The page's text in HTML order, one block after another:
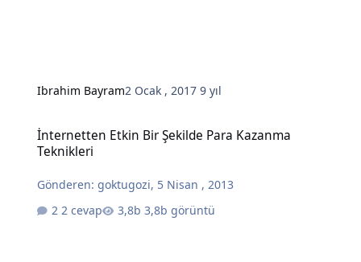
Ibrahim Bayram2 Ocak , 20179 yıl
İnternetten Etkin Bir Şekilde Para Kazanma
Teknikleri
Gönderen:goktugozi, 5 Nisan , 2013
2 cevap
3,8b görüntü